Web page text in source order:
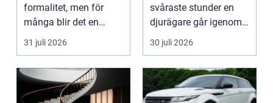
formalitet, men för
många blir det en
oväntad källa till str...
31 juli 2026
svåraste stunder en
djurägare går igenom.
Beslutet o...
30 juli 2026